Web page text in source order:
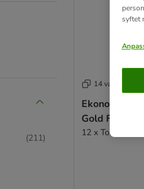
(211)
14 varianter
Gold Fine
12 x Tonfisk
syftet